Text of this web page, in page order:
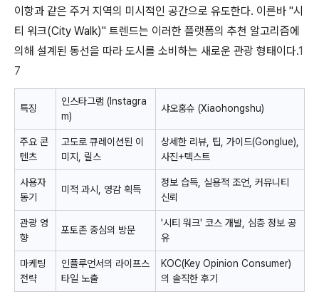
이항과 같은 주거 지역의 미시적인 공간으로 유도한다. 이른바 "시
티 워크(City Walk)" 트렌드는 이러한 플랫폼의 추천 알고리즘에
의해 설계된 동선을 따라 도시를 소비하는 새로운 관광 형태이다.1
7
특징
인스타그램 (Instagra
m)
샤오홍슈 (Xiaohongshu)
주요 콘
텐츠
고도로 큐레이션된 이
미지, 릴스
상세한 리뷰, 팁, 가이드(Gonglue),
사진+텍스트
사용자
동기
미적 과시, 영감 획득
정보 습득, 실용적 조언, 커뮤니티
신뢰
관광 영
향
포토존 중심의 방문
'시티 워크' 코스 개발, 심층 정보 공
유
마케팅
전략
인플루언서의 라이프스
타일 노출
KOC(Key Opinion Consumer)
의 솔직한 후기